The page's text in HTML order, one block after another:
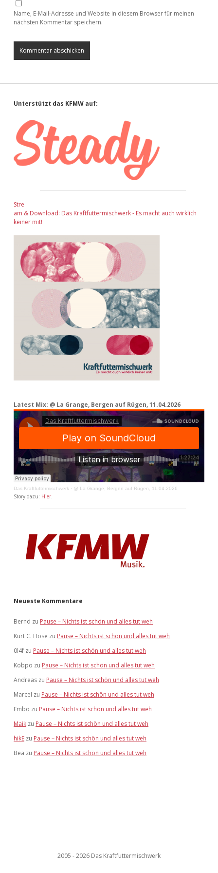
Name, E-Mail-Adresse und Website in diesem Browser für meinen
nächsten Kommentar speichern.
Sidebar
Unterstützt das KFMW auf:
Stre
am & Download: Das Kraftfuttermischwerk - Es macht auch wirklich
keiner mit!
Latest Mix: @ La Grange, Bergen auf Rügen, 11.04.2026
Das Kraftfuttermischwerk · @ La Grange, Bergen auf Rügen, 11.04.2026
Story dazu: Hier
Neueste Kommentare
Bernd zu Pause – Nichts ist schön und alles tut weh
Kurt C. Hose zu Pause – Nichts ist schön und alles tut weh
0l4f zu Pause – Nichts ist schön und alles tut weh
Kobpo zu Pause – Nichts ist schön und alles tut weh
Andreas zu Pause – Nichts ist schön und alles tut weh
Marcel zu Pause – Nichts ist schön und alles tut weh
Embo zu Pause – Nichts ist schön und alles tut weh
Maik zu Pause – Nichts ist schön und alles tut weh
hikE zu Pause – Nichts ist schön und alles tut weh
Bea zu Pause – Nichts ist schön und alles tut weh
2005 - 2026 Das Kraftfuttermischwerk